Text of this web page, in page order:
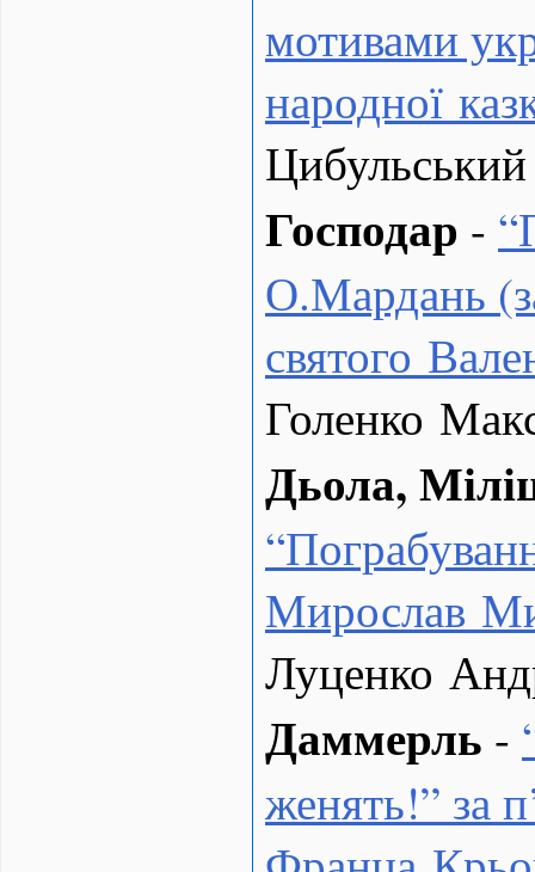
мотивами
народної
Господар - “
О.Мардань
святого
Голенко
Дьола,
“
Мирослав
Луценко
Даммерль -
женять!” за